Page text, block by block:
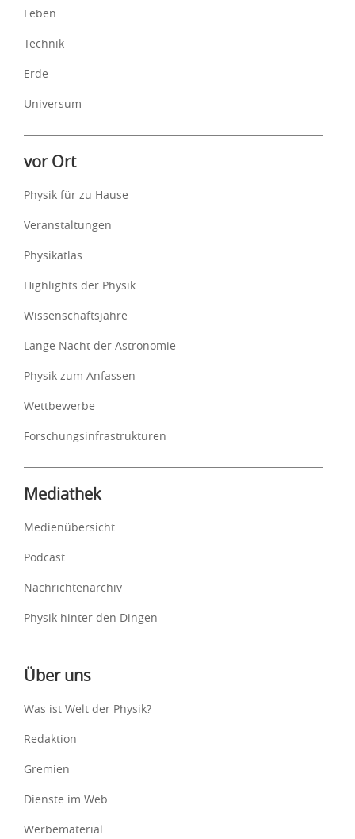
Leben
Technik
Erde
Universum
vor Ort
Physik für zu Hause
Veranstaltungen
Physikatlas
Highlights der Physik
Wissenschaftsjahre
Lange Nacht der Astronomie
Physik zum Anfassen
Wettbewerbe
Forschungsinfrastrukturen
Mediathek
Medienübersicht
Podcast
Nachrichtenarchiv
Physik hinter den Dingen
Über uns
Was ist Welt der Physik?
Redaktion
Gremien
Dienste im Web
Werbematerial